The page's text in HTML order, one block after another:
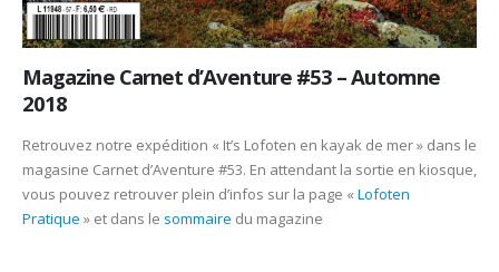
Magazine Carnet d’Aventure #53 – Automne
2018
Retrouvez notre expédition « It’s Lofoten en kayak de mer » dans le
magasine Carnet d’Aventure #53. En attendant la sortie en kiosque,
vous pouvez retrouver plein d’infos sur la page « Lofoten
Pratique » et dans le sommaire du magazine